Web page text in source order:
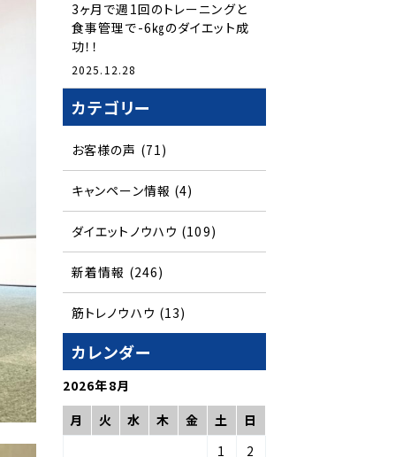
3ヶ月で週1回のトレーニングと
食事管理で-6㎏のダイエット成
功！！
2025.12.28
カテゴリー
お客様の声 (71)
キャンペーン情報 (4)
ダイエットノウハウ (109)
新着情報 (246)
筋トレノウハウ (13)
カレンダー
2026年8月
月
火 水 木 金 土
日
1
2